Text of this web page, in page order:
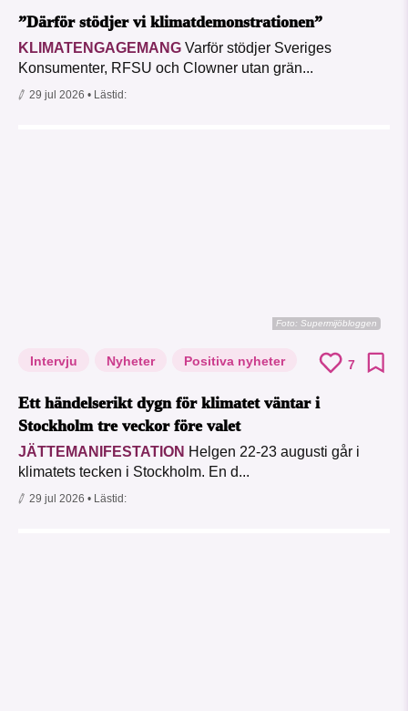
”Därför stödjer vi klimatdemonstrationen”
KLIMATENGAGEMANG Varför stödjer Sveriges
Konsumenter, RFSU och Clowner utan grän...
29 jul 2026 • Lästid:
Foto: Supermijöbloggen
Intervju Nyheter Positiva nyheter 7
Ett händelserikt dygn för klimatet väntar i
Stockholm tre veckor före valet
JÄTTEMANIFESTATION Helgen 22-23 augusti går i
klimatets tecken i Stockholm. En d...
29 jul 2026 • Lästid: